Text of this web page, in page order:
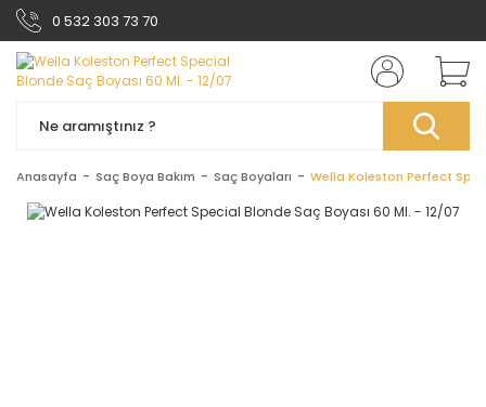
0 532 303 73 70
Anasayfa Saç Boya Bakım Saç Boyaları Wella Koleston Perfect